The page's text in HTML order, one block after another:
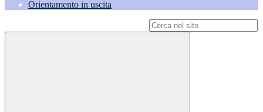
Orientamento in uscita